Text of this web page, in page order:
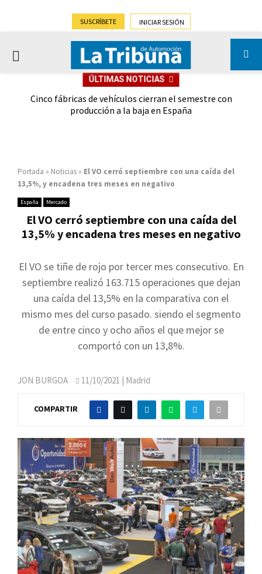
SUSCRÍBETE INICIAR SESIÓN
PRIMARY
ÚLTIMAS NOTICIAS
Cinco fábricas de vehículos cierran el semestre con
producción a la baja en España
Portada » Noticias » El VO cerró septiembre con una caída del
13,5%, y encadena tres meses en negativo
España Mercado
El VO cerró septiembre con una caída del
13,5% y encadena tres meses en negativo
El VO se tiñe de rojo por tercer mes consecutivo. En
septiembre realizó 163.715 operaciones que dejan
una caída del 13,5% en la comparativa con el
mismo mes del curso pasado. siendo el segmento
de entre cinco y ocho años el que mejor se
comportó con un 13,8%.
JON BURGOA 11/10/2021 | Madrid
COMPARTIR